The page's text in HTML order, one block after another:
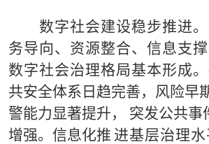
数字社会建设稳步推进。
务导向、资源整合、信息支
数字社会治理格局基本形成
共安全体系日趋完善， 风险早
警能力显著提升， 突发公共事
增强。 信息化推 进基层治理水